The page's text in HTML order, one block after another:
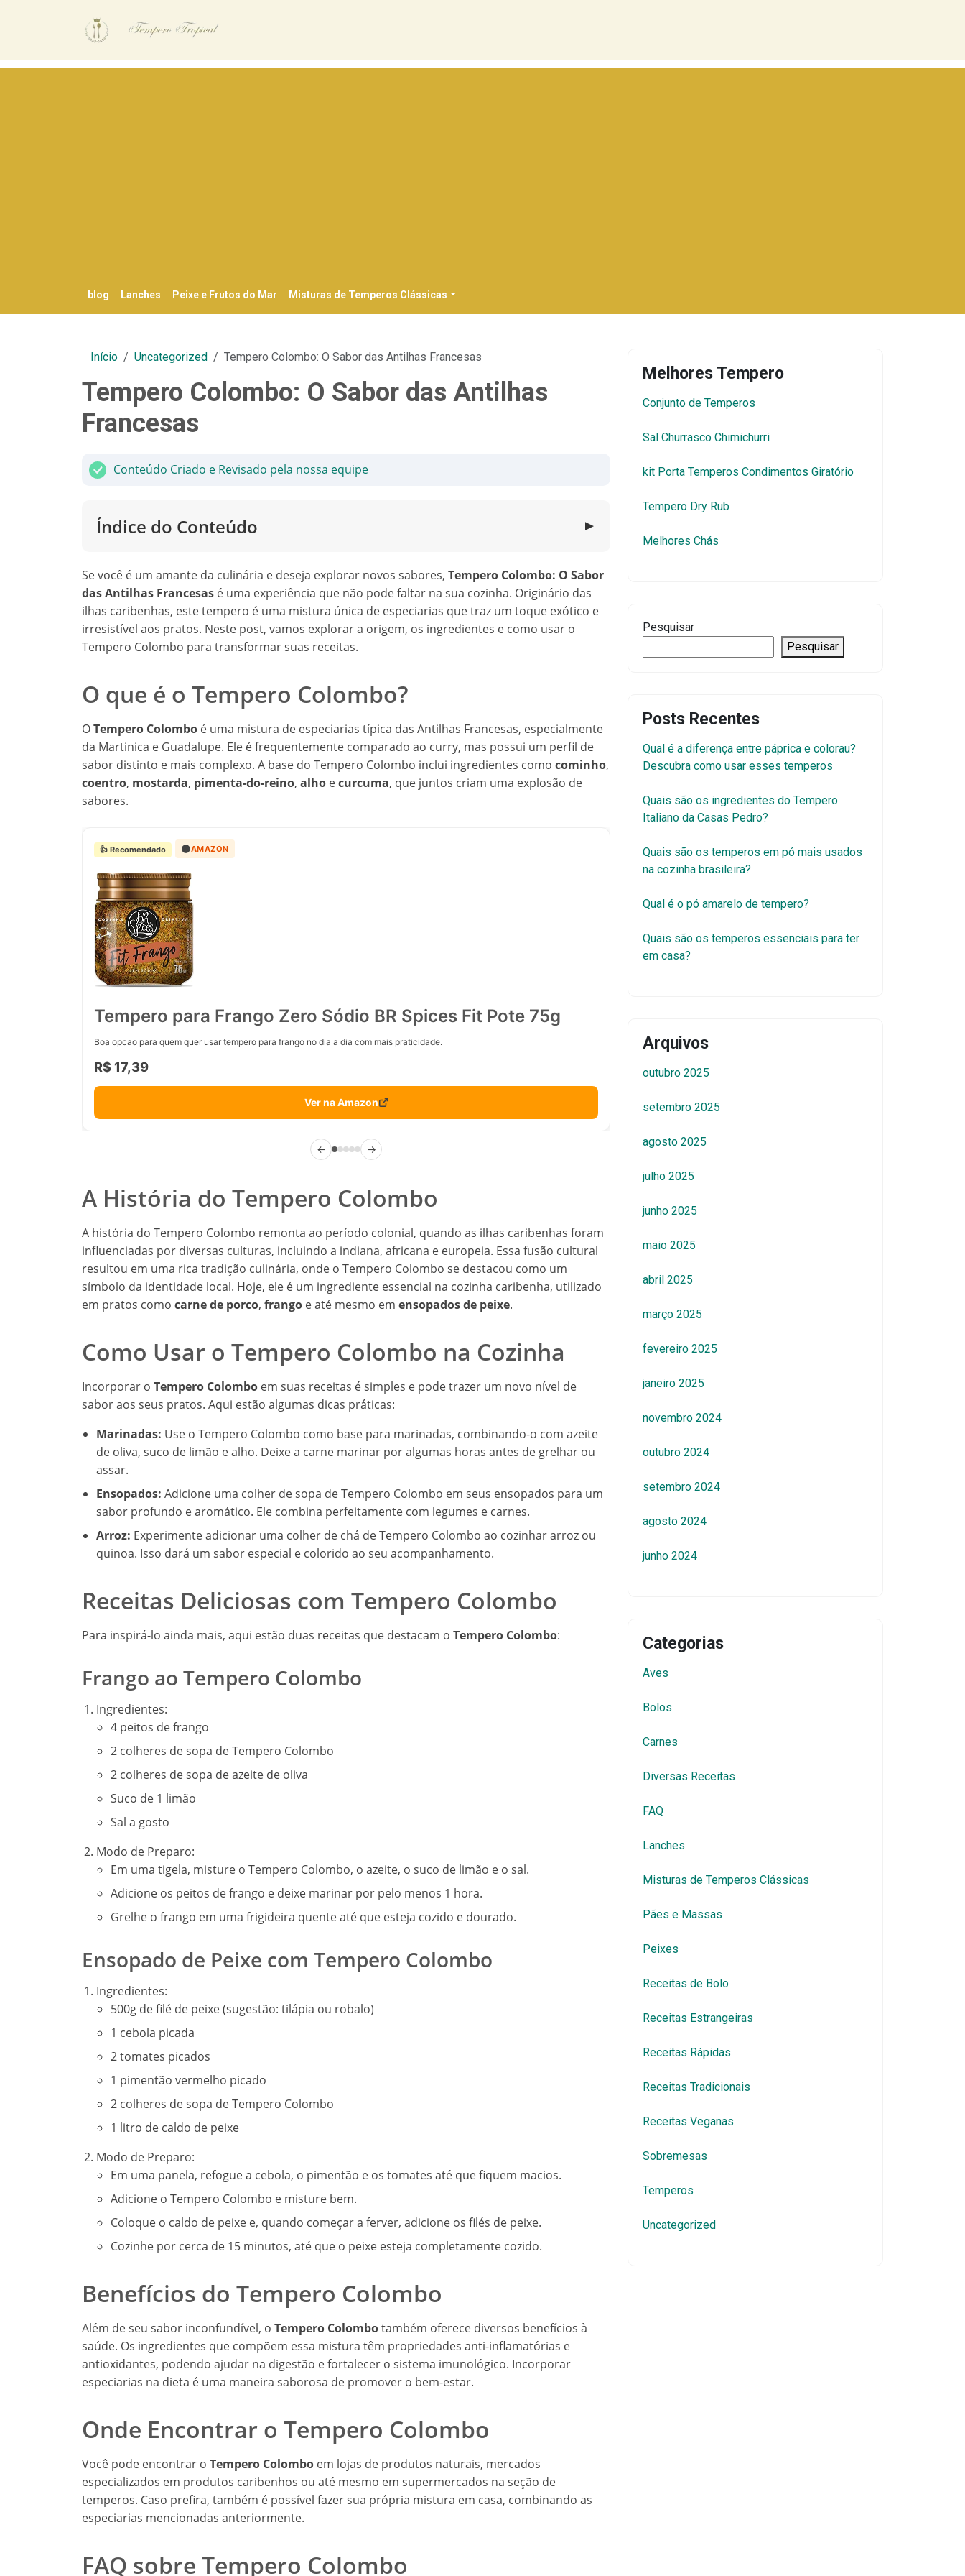
blog Lanches Peixe e Frutos do Mar Misturas de Temperos Clássicas
Início Uncategorized Tempero Colombo: O Sabor das Antilhas Francesas
Tempero Colombo: O Sabor das Antilhas
Francesas
Conteúdo Criado e Revisado pela nossa equipe
Índice do Conteúdo ▼
Se você é um amante da culinária e deseja explorar novos sabores, Tempero Colombo: O Sabor
das Antilhas Francesas é uma experiência que não pode faltar na sua cozinha. Originário das
ilhas caribenhas, este tempero é uma mistura única de especiarias que traz um toque exótico e
irresistível aos pratos. Neste post, vamos explorar a origem, os ingredientes e como usar o
Tempero Colombo para transformar suas receitas.
O que é o Tempero Colombo?
OTempero Colombo é uma mistura de especiarias típica das Antilhas Francesas, especialmente
da Martinica e Guadalupe. Ele é frequentemente comparado ao curry, mas possui um perfil de
sabor distinto e mais complexo. A base do Tempero Colombo inclui ingredientes como cominho,
coentro, mostarda, pimenta-do-reino, alho ecurcuma, que juntos criam uma explosão de
sabores.
👍 Recomendado 🟠AMAZON
Tempero para Frango Zero Sódio BR Spices Fit Pote 75g
Boa opcao para quem quer usar tempero para frango no dia a dia com mais praticidade.
R$ 17,39
Ver na Amazon
← →
A História do Tempero Colombo
A história do Tempero Colombo remonta ao período colonial, quando as ilhas caribenhas foram
influenciadas por diversas culturas, incluindo a indiana, africana e europeia. Essa fusão cultural
resultou em uma rica tradição culinária, onde o Tempero Colombo se destacou como um
símbolo da identidade local. Hoje, ele é um ingrediente essencial na cozinha caribenha, utilizado
em pratos como carne de porco, frango e até mesmo em ensopados de peixe.
Como Usar o Tempero Colombo na Cozinha
Incorporar o Tempero Colombo em suas receitas é simples e pode trazer um novo nível de
sabor aos seus pratos. Aqui estão algumas dicas práticas:
Marinadas: Use o Tempero Colombo como base para marinadas, combinando-o com azeite
de oliva, suco de limão e alho. Deixe a carne marinar por algumas horas antes de grelhar ou
assar.
Ensopados: Adicione uma colher de sopa de Tempero Colombo em seus ensopados para um
sabor profundo e aromático. Ele combina perfeitamente com legumes e carnes.
Arroz: Experimente adicionar uma colher de chá de Tempero Colombo ao cozinhar arroz ou
quinoa. Isso dará um sabor especial e colorido ao seu acompanhamento.
Receitas Deliciosas com Tempero Colombo
Para inspirá-lo ainda mais, aqui estão duas receitas que destacam o Tempero Colombo:
Frango ao Tempero Colombo
Ingredientes:
4 peitos de frango
2 colheres de sopa de Tempero Colombo
2 colheres de sopa de azeite de oliva
Suco de 1 limão
Sal a gosto
Modo de Preparo:
Em uma tigela, misture o Tempero Colombo, o azeite, o suco de limão e o sal.
Adicione os peitos de frango e deixe marinar por pelo menos 1 hora.
Grelhe o frango em uma frigideira quente até que esteja cozido e dourado.
Ensopado de Peixe com Tempero Colombo
Ingredientes:
500g de filé de peixe (sugestão: tilápia ou robalo)
1 cebola picada
2 tomates picados
1 pimentão vermelho picado
2 colheres de sopa de Tempero Colombo
1 litro de caldo de peixe
Modo de Preparo:
Em uma panela, refogue a cebola, o pimentão e os tomates até que fiquem macios.
Adicione o Tempero Colombo e misture bem.
Coloque o caldo de peixe e, quando começar a ferver, adicione os filés de peixe.
Cozinhe por cerca de 15 minutos, até que o peixe esteja completamente cozido.
Benefícios do Tempero Colombo
Além de seu sabor inconfundível, o Tempero Colombotambém oferece diversos benefícios à
saúde. Os ingredientes que compõem essa mistura têm propriedades anti-inflamatórias e
antioxidantes, podendo ajudar na digestão e fortalecer o sistema imunológico. Incorporar
especiarias na dieta é uma maneira saborosa de promover o bem-estar.
Onde Encontrar o Tempero Colombo
Você pode encontrar o Tempero Colombo em lojas de produtos naturais, mercados
especializados em produtos caribenhos ou até mesmo em supermercados na seção de
temperos. Caso prefira, também é possível fazer sua própria mistura em casa, combinando as
especiarias mencionadas anteriormente.
FAQ sobre Tempero Colombo
Melhores Tempero
Conjunto de Temperos
Sal Churrasco Chimichurri
kit Porta Temperos Condimentos Giratório
Tempero Dry Rub
Melhores Chás
Pesquisar
Pesquisar
Posts Recentes
Qual é a diferença entre páprica e colorau?
Descubra como usar esses temperos
Quais são os ingredientes do Tempero
Italiano da Casas Pedro?
Quais são os temperos em pó mais usados
na cozinha brasileira?
Qual é o pó amarelo de tempero?
Quais são os temperos essenciais para ter
em casa?
Arquivos
outubro 2025
setembro 2025
agosto 2025
julho 2025
junho 2025
maio 2025
abril 2025
março 2025
fevereiro 2025
janeiro 2025
novembro 2024
outubro 2024
setembro 2024
agosto 2024
junho 2024
Categorias
Aves
Bolos
Carnes
Diversas Receitas
FAQ
Lanches
Misturas de Temperos Clássicas
Pães e Massas
Peixes
Receitas de Bolo
Receitas Estrangeiras
Receitas Rápidas
Receitas Tradicionais
Receitas Veganas
Sobremesas
Temperos
Uncategorized